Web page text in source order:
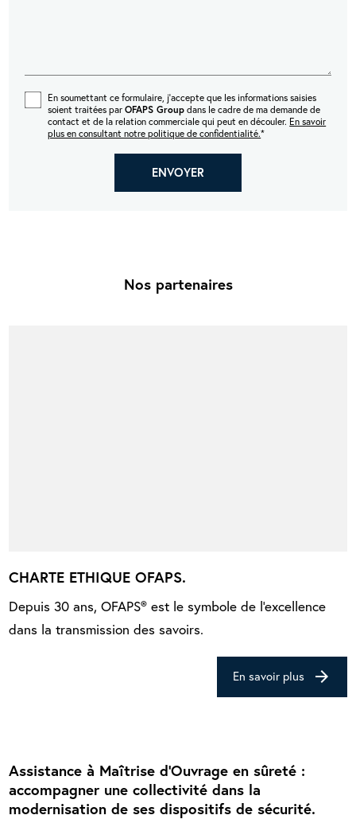
En soumettant ce formulaire, j'accepte que les informations saisies
soient traitées parOFAPS Group dans le cadre de ma demande de
contact et de la relation commerciale qui peut en découler. En savoir
plus en consultant notre politique de confidentialité.*
Nos partenaires
CHARTE ETHIQUE OFAPS.
Depuis 30 ans, OFAPS® est le symbole de l'excellence
dans la transmission des savoirs.
En savoir plus arrow_forward
Assistance à Maîtrise d’Ouvrage en sûreté :
accompagner une collectivité dans la
modernisation de ses dispositifs de sécurité.